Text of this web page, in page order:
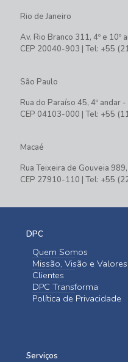
Rio de Janeiro
Av. Rio Branco 311, 4º e 10º
CEP 20040-903 | Tel: +55
São Paulo
Rua do Paraíso 45, 4º andar
CEP 04103-000 | Tel: +55
Macaé
Rua Teixeira de Gouveia
CEP 27910-110 | Tel: +55
DPC
Quem Somos
Missão, Visão e Valores
Clientes
DPC Transforma
Política de Privacidade
Serviços